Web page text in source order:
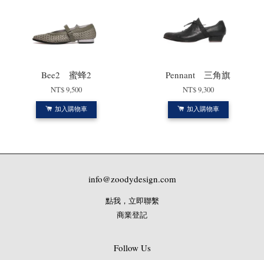
Bee2 蜜蜂2
NT$ 9,500
加入購物車
Pennant 三角旗
NT$ 9,300
加入購物車
info@zoodydesign.com
點我，立即聯繫
商業登記
Follow Us